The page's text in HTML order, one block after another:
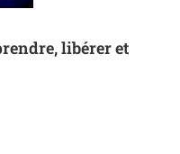
libérer et